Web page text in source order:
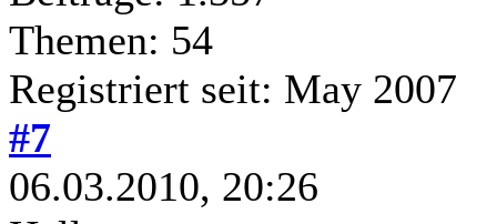
Themen: 54
Registriert seit: May 2007
#7
06.03.2010, 20:26